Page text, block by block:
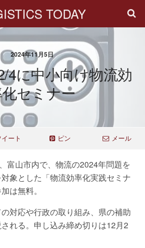
TODAY
2024年11月5日
4に中小向け物流効
セミナー
ート ピン メール
富山市内で、物流の2024年問題を
象とした「物流効率化実践セミナ
は無料。
対応や行政の取り組み、県の補助
れる。申し込み締め切りは12月2